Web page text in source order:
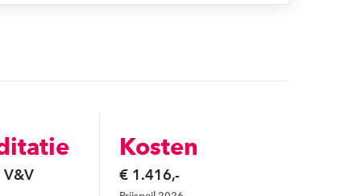
V&V
Kosten
€ 1.416,-